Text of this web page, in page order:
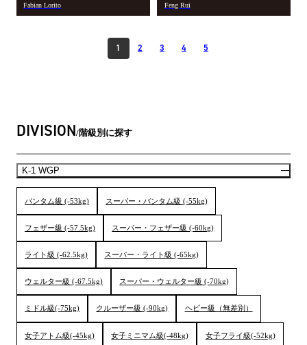
Fabian Lorito Feng Rui
1 2 3 4 5
DIVISION 階級別に探す
K-1 WGP
バンタム級 (-53kg) スーパー・バンタム級 (-55kg)
フェザー級 (-57.5kg) スーパー・フェザー級 (-60kg)
ライト級 (-62.5kg) スーパー・ライト級 (-65kg)
ウェルター級 (-67.5kg) スーパー・ウェルター級 (-70kg)
ミドル級(-75kg) クルーザー級 (-90kg) ヘビー級（無差別）
女子アトム級(-45kg) 女子ミニマム級(-48kg) 女子フライ級(-52kg)